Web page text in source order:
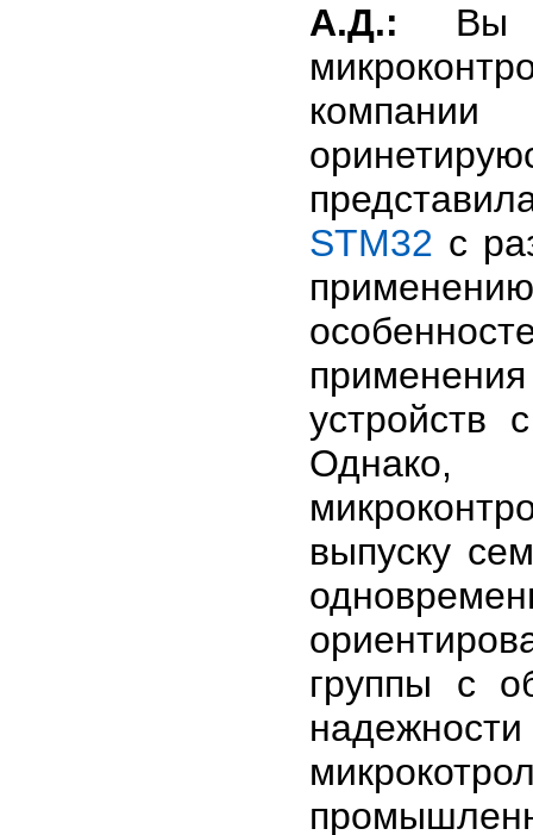
А.Д.: Вы
компании
STM32 с
устройств
выпуску
группы с